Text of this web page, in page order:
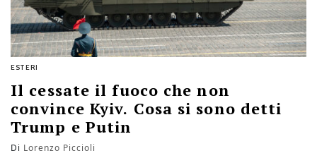
ESTERI
Il cessate il fuoco che non
convince Kyiv. Cosa si sono detti
Trump e Putin
Di Lorenzo Piccioli